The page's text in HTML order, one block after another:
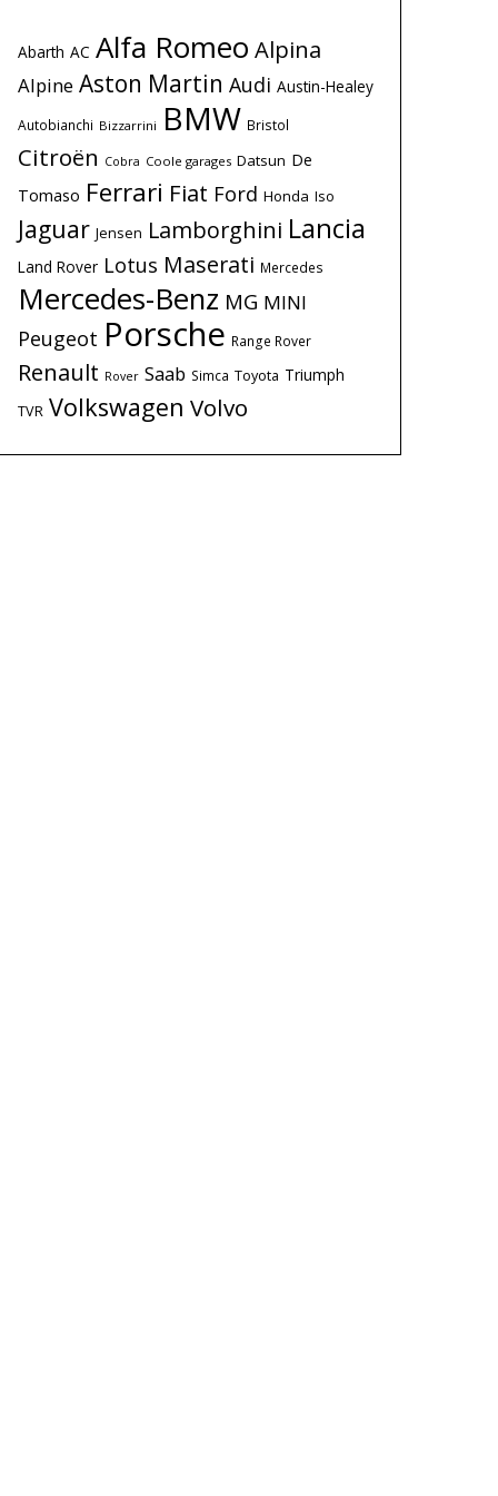
Abarth AC Alfa Romeo Alpina
Alpine Aston Martin Audi Austin-Healey
Autobianchi Bizzarrini BMW Bristol
Citroën Cobra Coole garages Datsun De
Tomaso Ferrari Fiat Ford Honda Iso
Jaguar Jensen Lamborghini Lancia
Land Rover Lotus Maserati Mercedes
Mercedes-Benz MG MINI
Peugeot Porsche Range Rover
Renault Rover Saab Simca Toyota Triumph
TVR Volkswagen Volvo